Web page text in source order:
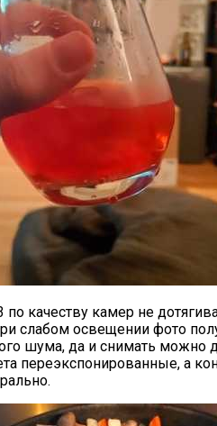
по качеству камер не
слабом освещении фото
шума, да и снимать можно
переэкспонированные, а